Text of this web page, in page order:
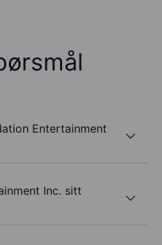
Entertainment
Inc. sitt